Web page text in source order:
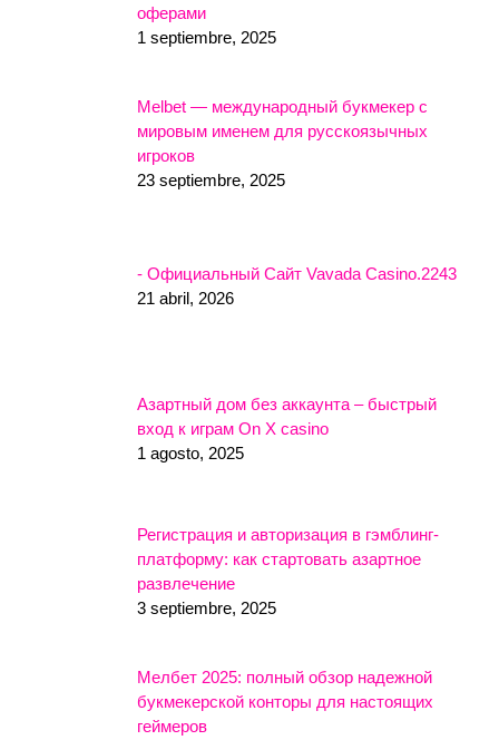
оферами
1 septiembre, 2025
Melbet — международный букмекер с
мировым именем для русскоязычных
игроков
23 septiembre, 2025
- Официальный Сайт Vavada Casino.2243
21 abril, 2026
Азартный дом без аккаунта – быстрый
вход к играм On X casino
1 agosto, 2025
Регистрация и авторизация в гэмблинг-
платформу: как стартовать азартное
развлечение
3 septiembre, 2025
Мелбет 2025: полный обзор надежной
букмекерской конторы для настоящих
геймеров